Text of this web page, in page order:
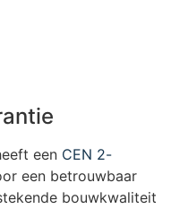
een CEN 2-
een betrouwbaar
bouwkwaliteit